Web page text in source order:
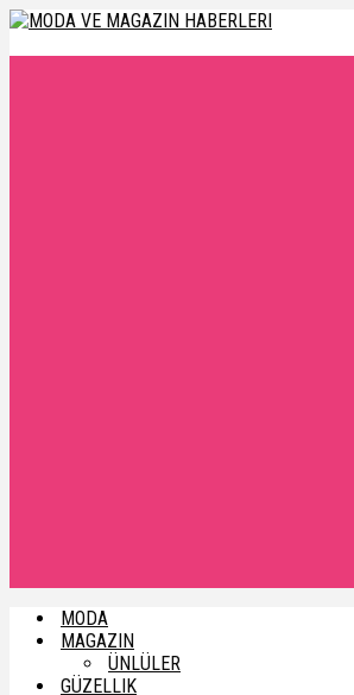
MODA
MAGAZIN
ÜNLÜLER
GÜZELLIK